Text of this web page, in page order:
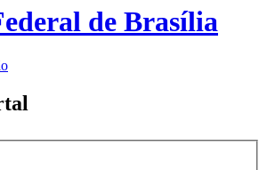
de Brasília